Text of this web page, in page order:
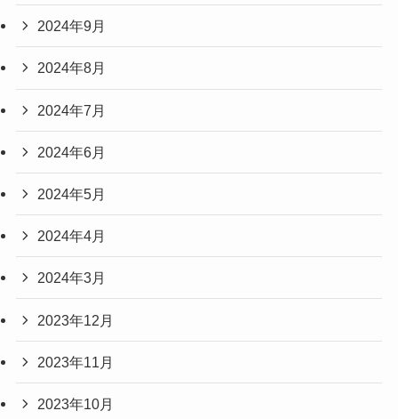
2024年9月
2024年8月
2024年7月
2024年6月
2024年5月
2024年4月
2024年3月
2023年12月
2023年11月
2023年10月